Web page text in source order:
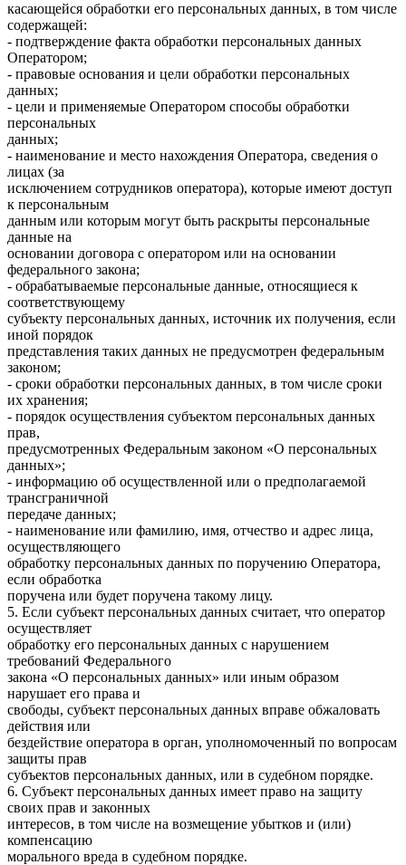
касающейся обработки его персональных данных, в том числе
содержащей:
- подтверждение факта обработки персональных данных
Оператором;
- правовые основания и цели обработки персональных
данных;
- цели и применяемые Оператором способы обработки
персональных
данных;
- наименование и место нахождения Оператора, сведения о
лицах (за
исключением сотрудников оператора), которые имеют доступ
к персональным
данным или которым могут быть раскрыты персональные
данные на
основании договора с оператором или на основании
федерального закона;
- обрабатываемые персональные данные, относящиеся к
соответствующему
субъекту персональных данных, источник их получения, если
иной порядок
представления таких данных не предусмотрен федеральным
законом;
- сроки обработки персональных данных, в том числе сроки
их хранения;
- порядок осуществления субъектом персональных данных
прав,
предусмотренных Федеральным законом «О персональных
данных»;
- информацию об осуществленной или о предполагаемой
трансграничной
передаче данных;
- наименование или фамилию, имя, отчество и адрес лица,
осуществляющего
обработку персональных данных по поручению Оператора,
если обработка
поручена или будет поручена такому лицу.
5. Если субъект персональных данных считает, что оператор
осуществляет
обработку его персональных данных с нарушением
требований Федерального
закона «О персональных данных» или иным образом
нарушает его права и
свободы, субъект персональных данных вправе обжаловать
действия или
бездействие оператора в орган, уполномоченный по вопросам
защиты прав
субъектов персональных данных, или в судебном порядке.
6. Субъект персональных данных имеет право на защиту
своих прав и законных
интересов, в том числе на возмещение убытков и (или)
компенсацию
морального вреда в судебном порядке.